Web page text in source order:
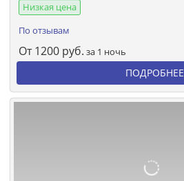
Низкая цена
По отзывам
От 1200 руб. за 1 ночь
ПОДРОБНЕЕ